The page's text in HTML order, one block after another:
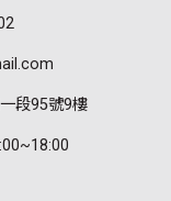
段95號9樓